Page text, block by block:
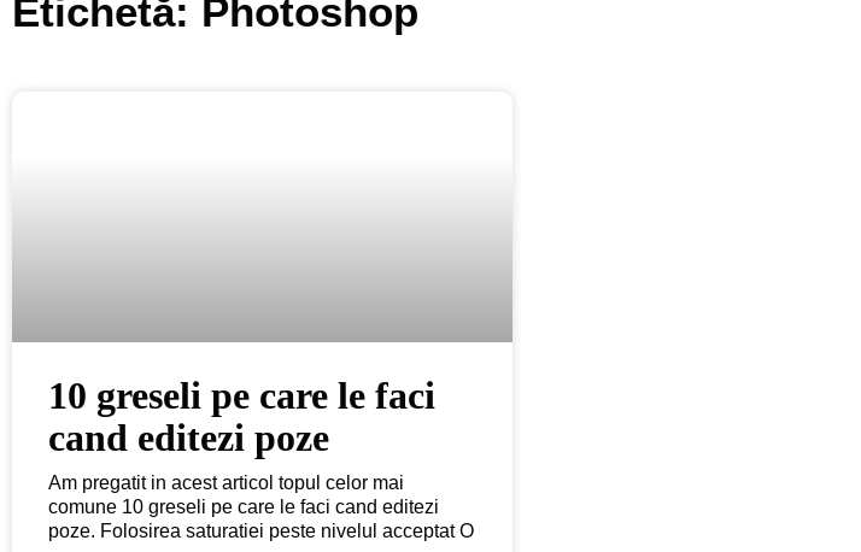
Etichetă: Photoshop
10 greseli pe care le faci
cand editezi poze
Am pregatit in acest articol topul celor mai
comune 10 greseli pe care le faci cand editezi
poze. Folosirea saturatiei peste nivelul acceptat O